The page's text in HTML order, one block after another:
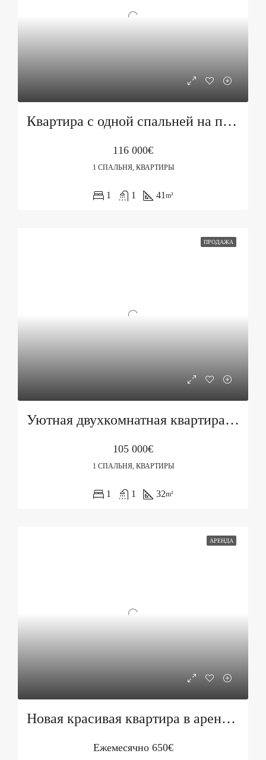
Квартира с одной спальней на продажу в Подкошлюне, Будва
116 000€
1 СПАЛЬНЯ, КВАРТИРЫ
1 1 41 m²
ПРОДАЖА
Уютная двухкомнатная квартира на продажу в Бечичи
105 000€
1 СПАЛЬНЯ, КВАРТИРЫ
1 1 32m²
АРЕНДА
Новая красивая квартира в аренду в Бечичи
Ежемесячно650€